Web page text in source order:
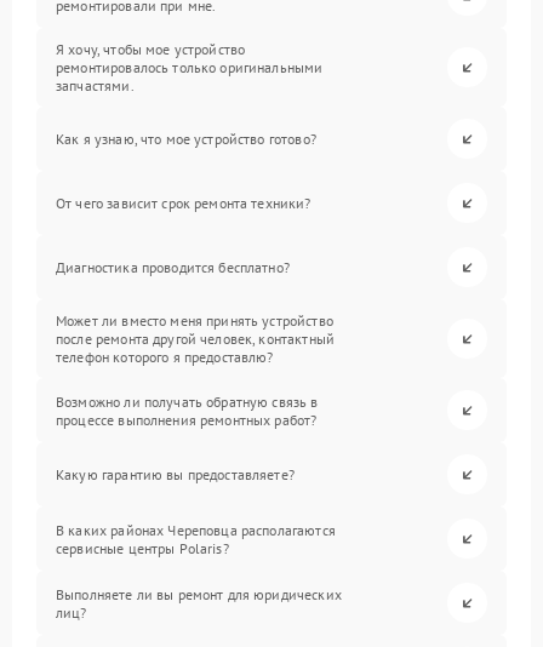
ремонтировали при мне.
Я хочу, чтобы мое устройство
ремонтировалось только оригинальными
запчастями.
Как я узнаю, что мое устройство готово?
От чего зависит срок ремонта техники?
Диагностика проводится бесплатно?
Может ли вместо меня принять устройство
после ремонта другой человек, контактный
телефон которого я предоставлю?
Возможно ли получать обратную связь в
процессе выполнения ремонтных работ?
Какую гарантию вы предоставляете?
В каких районах Череповца располагаются
сервисные центры Polaris?
Выполняете ли вы ремонт для юридических
лиц?